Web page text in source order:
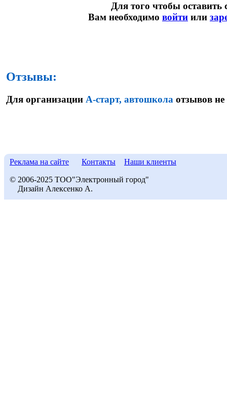
Для того чтобы оставить
Вам необходимо войти или
Отзывы:
Для организации А-старт, автошкола отзывов
Реклама на сайте Контакты Наши клиенты
© 2006-2025 ТОО"Электронный город"
Дизайн Алексенко А.